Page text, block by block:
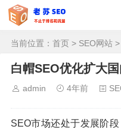
当前位置： 首页 > SEO网站
白帽SEO优化扩大
admin 4年前
SEO市场还处于发展阶